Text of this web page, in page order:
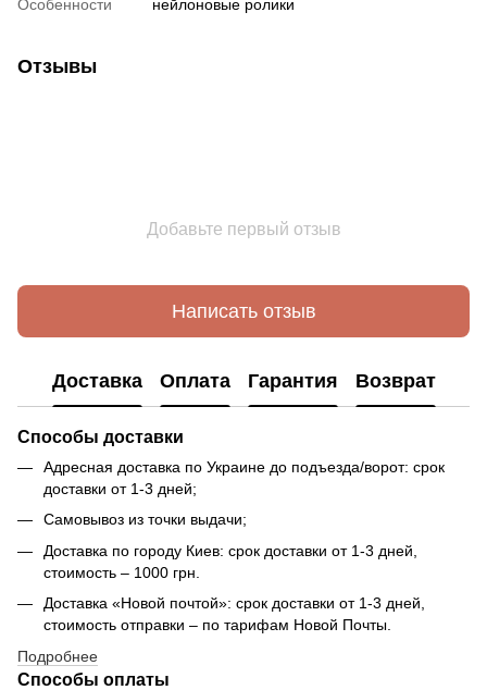
Особенности
нейлоновые ролики
Отзывы
Добавьте первый отзыв
Написать отзыв
Доставка Оплата Гарантия Возврат
Способы доставки
Адресная доставка по Украине до подъезда/ворот: срок
доставки от 1-3 дней;
Самовывоз из точки выдачи;
Доставка по городу Киев: срок доставки от 1-3 дней,
стоимость – 1000 грн.
Доставка «Новой почтой»: срок доставки от 1-3 дней,
стоимость отправки – по тарифам Новой Почты.
Подробнее
Способы оплаты